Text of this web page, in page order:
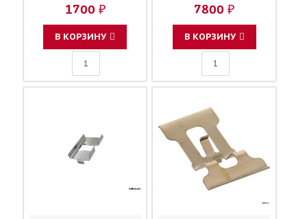
1700 ₽
В КОРЗИНУ
7800 ₽
В КОРЗИНУ